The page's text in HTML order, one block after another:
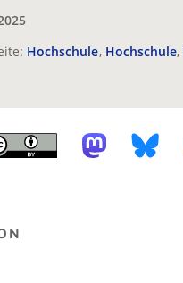
Hochschule Hochschule